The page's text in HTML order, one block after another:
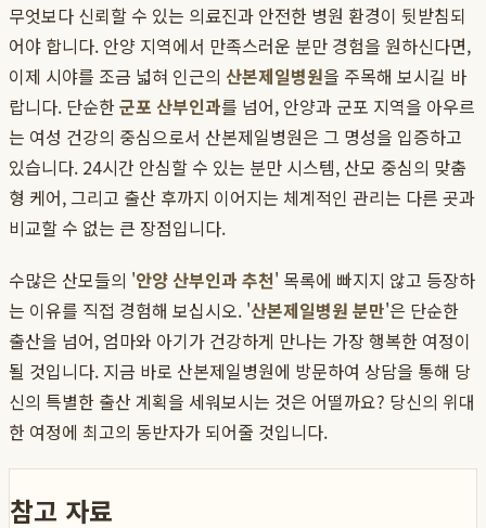
무엇보다 신뢰할 수 있는 의료진과 안전한 병원 환경이 뒷받침되
어야 합니다. 안양 지역에서 만족스러운 분만 경험을 원하신다면,
이제 시야를 조금 넓혀 인근의 산본제일병원을 주목해 보시길 바
랍니다. 단순한군포 산부인과를 넘어, 안양과 군포 지역을 아우르
는 여성 건강의 중심으로서 산본제일병원은 그 명성을 입증하고
있습니다. 24시간 안심할 수 있는 분만 시스템, 산모 중심의 맞춤
형 케어, 그리고 출산 후까지 이어지는 체계적인 관리는 다른 곳과
비교할 수 없는 큰 장점입니다.
수많은 산모들의 '안양 산부인과 추천' 목록에 빠지지 않고 등장하
는 이유를 직접 경험해 보십시오. '산본제일병원 분만'은 단순한
출산을 넘어, 엄마와 아기가 건강하게 만나는 가장 행복한 여정이
될 것입니다. 지금 바로 산본제일병원에 방문하여 상담을 통해 당
신의 특별한 출산 계획을 세워보시는 것은 어떨까요? 당신의 위대
한 여정에 최고의 동반자가 되어줄 것입니다.
참고 자료